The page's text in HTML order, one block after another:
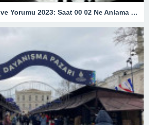
00.02 Saat Anlamı ve Yorumu 2023: Saat 00 02 Ne Anlama Gelir?